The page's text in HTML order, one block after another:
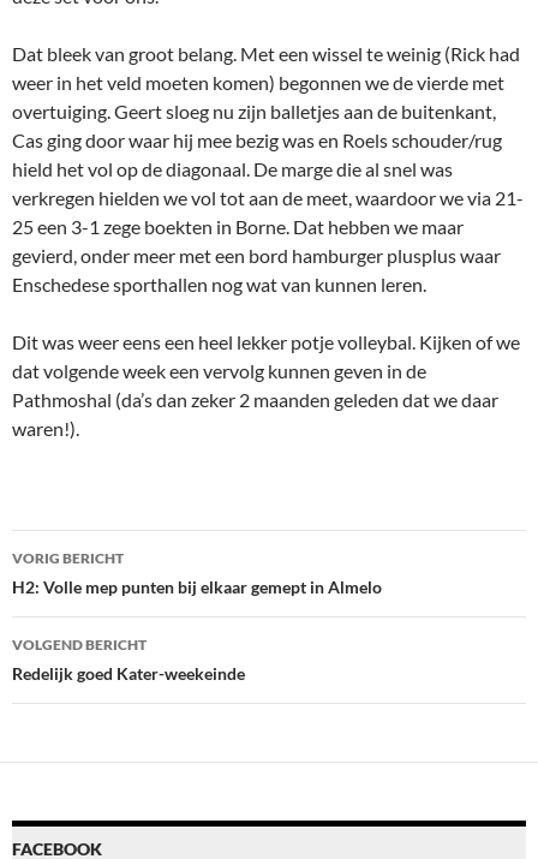
Dat bleek van groot belang. Met een wissel te weinig (Rick had
weer in het veld moeten komen) begonnen we de vierde met
overtuiging. Geert sloeg nu zijn balletjes aan de buitenkant,
Cas ging door waar hij mee bezig was en Roels schouder/rug
hield het vol op de diagonaal. De marge die al snel was
verkregen hielden we vol tot aan de meet, waardoor we via 21-
25 een 3-1 zege boekten in Borne. Dat hebben we maar
gevierd, onder meer met een bord hamburger plusplus waar
Enschedese sporthallen nog wat van kunnen leren.
Dit was weer eens een heel lekker potje volleybal. Kijken of we
dat volgende week een vervolg kunnen geven in de
Pathmoshal (da’s dan zeker 2 maanden geleden dat we daar
waren!).
Bericht
navigatie
VORIG BERICHT
H2: Volle mep punten bij elkaar gemept in Almelo
VOLGEND BERICHT
Redelijk goed Kater-weekeinde
FACEBOOK